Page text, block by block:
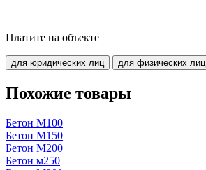
Платите на объекте
для юридических лиц для физических лиц
Похожие товары
Бетон М100
Бетон М150
Бетон М200
Бетон м250